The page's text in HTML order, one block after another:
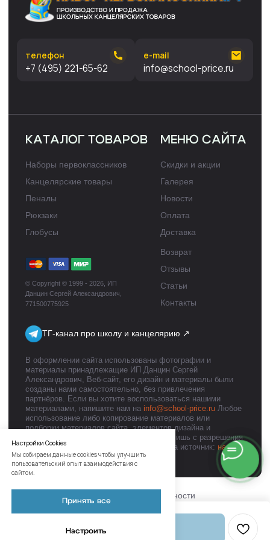
Настройки Cookies
Мы собираем данные cookies чтобы улучшить
пользовательский опыт взаимодействия с
сайтом.
Принять все
НастроитьВ корзину
оформления запрещено и допускается лишь с разрешения
правообладателя и только со ссылкой на источник:
первоклассника.рф